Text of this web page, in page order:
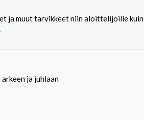
ja muut tarvikkeet niin aloittelijoille kuin
ja juhlaan